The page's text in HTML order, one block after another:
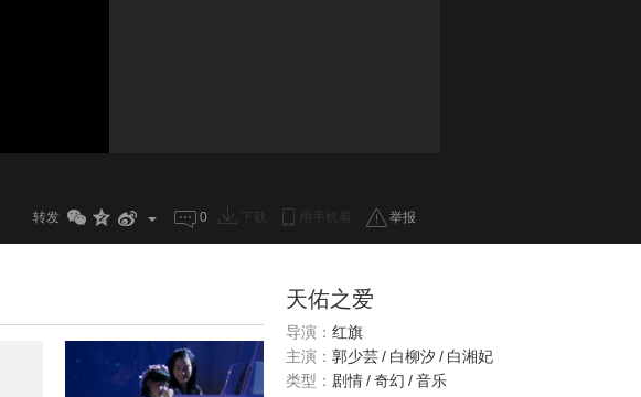
转发 0 举报
天佑之爱
导演： 红旗
主演： 郭少芸/ 白柳汐 / 白湘妃
类型： 剧情/奇幻 /音乐